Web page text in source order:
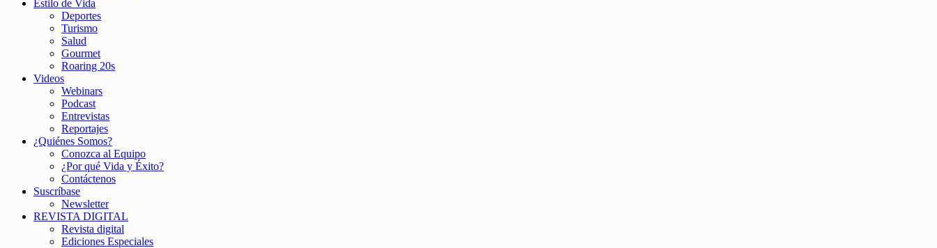
Estilo de Vida
Deportes
Turismo
Salud
Gourmet
Roaring 20s
Videos
Webinars
Podcast
Entrevistas
Reportajes
¿Quiénes Somos?
Conozca al Equipo
¿Por qué Vida y Éxito?
Contáctenos
Suscríbase
Newsletter
REVISTA DIGITAL
Revista digital
Ediciones Especiales